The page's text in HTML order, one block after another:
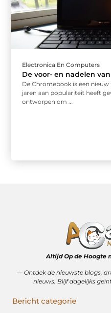
Electronica En Computers
De voor- en nadelen
De Chromebook is een
jaren aan populariteit heeft
ontworpen om ...
Altijd Op de Hoogte
–– Ontdek de nieuwste blogs,
nieuws. Blijf dagelijks
Bericht categorie